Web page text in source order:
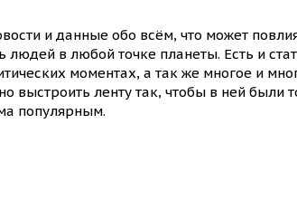
и данные обо всём, что может
в любой точке планеты. Есть и
моментах, а так же многое и
выстроить ленту так, чтобы в ней были
популярным.